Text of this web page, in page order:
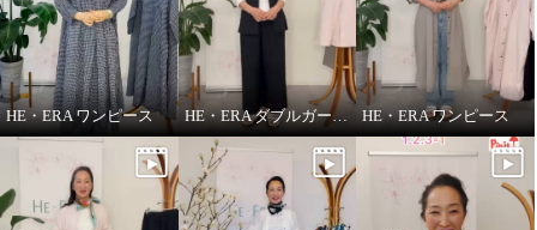
HE・ERA ワンピース HE・ERA ダブルガーゼ ジレ HE・ERA ワンピース